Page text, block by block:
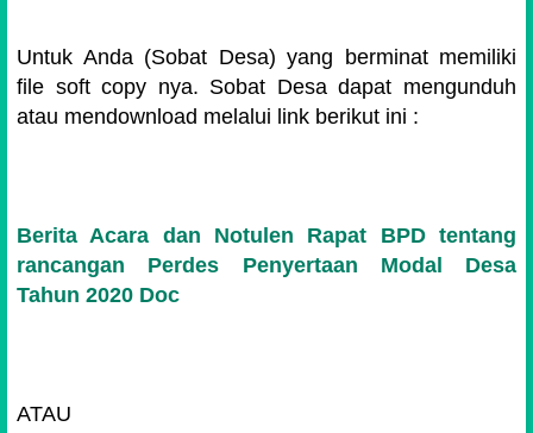
Untuk Anda (Sobat Desa) yang berminat memiliki
file soft copy nya. Sobat Desa dapat mengunduh
atau mendownload melalui link berikut ini :
Berita Acara dan Notulen Rapat BPD tentang
rancangan Perdes Penyertaan Modal Desa
Tahun 2020 Doc
ATAU